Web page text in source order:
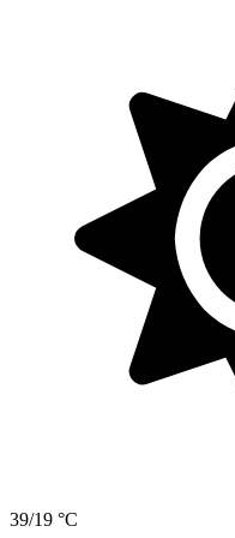
39/19 °C